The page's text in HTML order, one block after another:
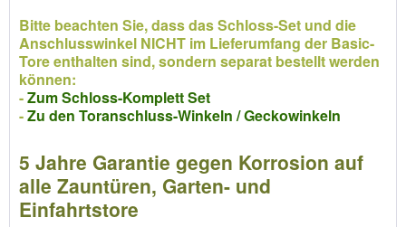
Bitte beachten Sie, dass das Schloss-Set und die
Anschlusswinkel NICHT im Lieferumfang der Basic-
Tore enthalten sind, sondern separat bestellt werden
können:
-Zum Schloss-Komplett Set
-Zu den Toranschluss-Winkeln / Geckowinkeln
5 Jahre Garantie gegen Korrosion auf
alle Zauntüren, Garten- und
Einfahrtstore